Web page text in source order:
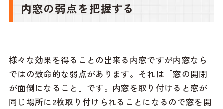
内窓の弱点を把握する
様々な効果を得ることの出来る内窓ですが内窓なら
ではの致命的な弱点があります。それは「窓の開閉
が面倒になること」です。内窓を取り付けると窓が
同じ場所に2枚取り付けられることになるので窓を開